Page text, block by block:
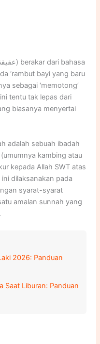
‘rambut bayi yang baru
sebagai ‘memotong’
tentu tak lepas dari
biasanya menyertai
adalah sebuah ibadah
kambing atau
kepada Allah SWT atas
dilaksanakan pada
syarat-syarat
amalan sunnah yang
2026: Panduan
Saat Liburan: Panduan